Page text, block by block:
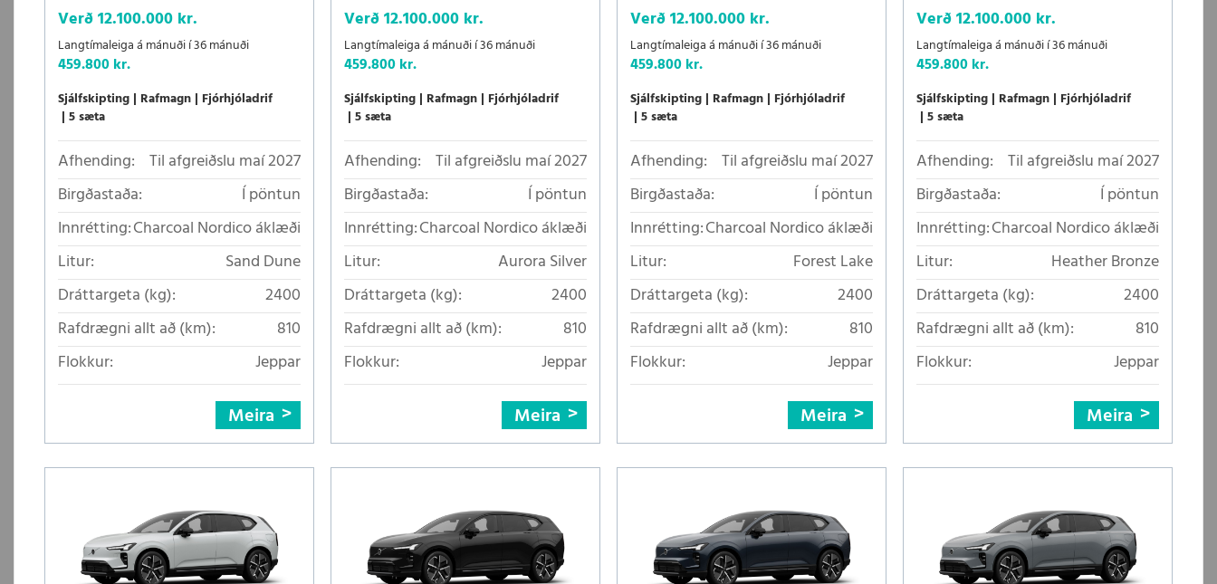
Verð12.100.000 kr.
Langtímaleiga á mánuði í 36 mánuði
459.800 kr.
Sjálfskipting Rafmagn Fjórhjóladrif
5 sæta
Afhending: Til afgreiðslu maí 2027
Birgðastaða:
Í pöntun
Innrétting:Charcoal Nordico áklæði
Litur:
Sand Dune
Dráttargeta (kg):
2400
Rafdrægni allt að (km):
810
Flokkur:
Jeppar
Meira
Verð12.100.000 kr.
Langtímaleiga á mánuði í 36 mánuði
459.800 kr.
Sjálfskipting Rafmagn Fjórhjóladrif
5 sæta
Afhending: Til afgreiðslu maí 2027
Birgðastaða:
Í pöntun
Innrétting:Charcoal Nordico áklæði
Litur:
Aurora Silver
Dráttargeta (kg):
2400
Rafdrægni allt að (km):
810
Flokkur:
Jeppar
Meira
Verð12.100.000 kr.
Langtímaleiga á mánuði í 36 mánuði
459.800 kr.
Sjálfskipting Rafmagn Fjórhjóladrif
5 sæta
Afhending: Til afgreiðslu maí 2027
Birgðastaða:
Í pöntun
Innrétting:Charcoal Nordico áklæði
Litur:
Forest Lake
Dráttargeta (kg):
2400
Rafdrægni allt að (km):
810
Flokkur:
Jeppar
Meira
Verð12.100.000 kr.
Langtímaleiga á mánuði í 36 mánuði
459.800 kr.
Sjálfskipting Rafmagn Fjórhjóladrif
5 sæta
Afhending: Til afgreiðslu maí 2027
Birgðastaða:
Í pöntun
Innrétting:Charcoal Nordico áklæði
Litur:
Heather Bronze
Dráttargeta (kg):
2400
Rafdrægni allt að (km):
810
Flokkur:
Jeppar
Meira